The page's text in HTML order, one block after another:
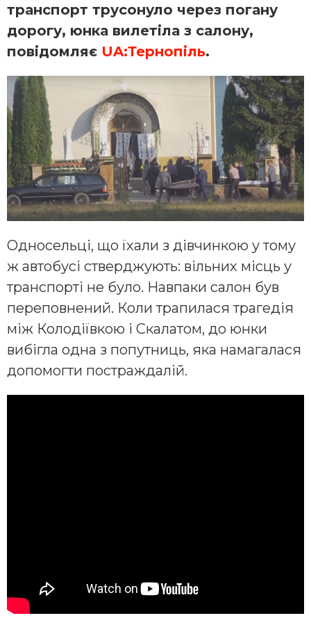
транспорт трусонуло через погану
дорогу, юнка вилетіла з салону,
повідомляє UA:Тернопіль.
Односельці, що їхали з дівчинкою у тому
ж автобусі стверджують: вільних місць у
транспорті не було. Навпаки салон був
переповнений. Коли трапилася трагедія
між Колодіївкою і Скалатом, до юнки
вибігла одна з попутниць, яка намагалася
допомогти постраждалій.